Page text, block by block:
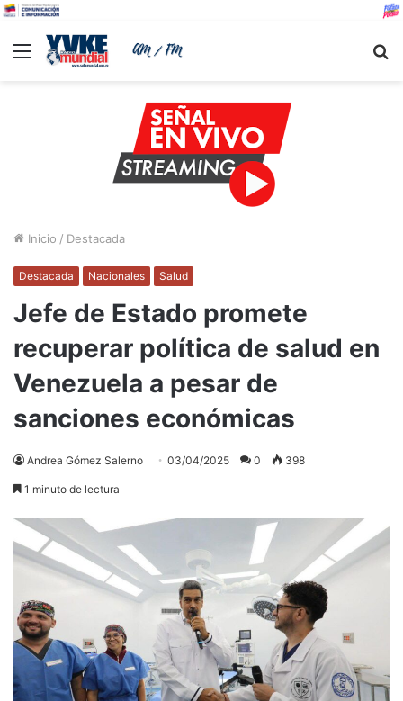
Menu
Inicio / Destacada
Destacada Nacionales Salud
Jefe de Estado promete
recuperar política de salud en
Venezuela a pesar de
sanciones económicas
Andrea Gómez Salerno 03/04/2025 0 398
1 minuto de lectura